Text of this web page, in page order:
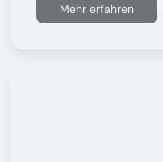
Mehr erfahren